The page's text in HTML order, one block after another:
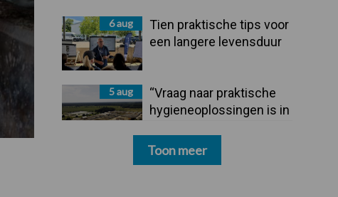
6 aug
Tien praktische tips voor
een langere levensduur
5 aug
“Vraag naar praktische
hygieneoplossingen is in
Toon meer